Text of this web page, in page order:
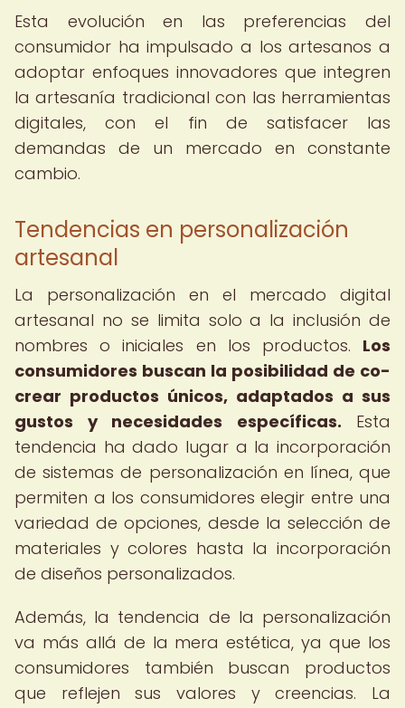
Esta evolución en las preferencias del
consumidor ha impulsado a los artesanos a
adoptar enfoques innovadores que integren
la artesanía tradicional con las herramientas
digitales, con el fin de satisfacer las
demandas de un mercado en constante
cambio.
Tendencias en personalización
artesanal
La personalización en el mercado digital
artesanal no se limita solo a la inclusión de
nombres o iniciales en los productos. Los
consumidores buscan la posibilidad de co-
crear productos únicos, adaptados a sus
gustos y necesidades específicas. Esta
tendencia ha dado lugar a la incorporación
de sistemas de personalización en línea, que
permiten a los consumidores elegir entre una
variedad de opciones, desde la selección de
materiales y colores hasta la incorporación
de diseños personalizados.
Además, la tendencia de la personalización
va más allá de la mera estética, ya que los
consumidores también buscan productos
que reflejen sus valores y creencias. La